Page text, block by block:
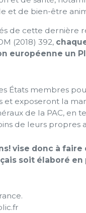
et de bien-être
de cette dernière
(2018) 392,
européenne un
États membres
et exposeront la
de la PAC, en
de leurs propres
vise donc à
soit élaboré en